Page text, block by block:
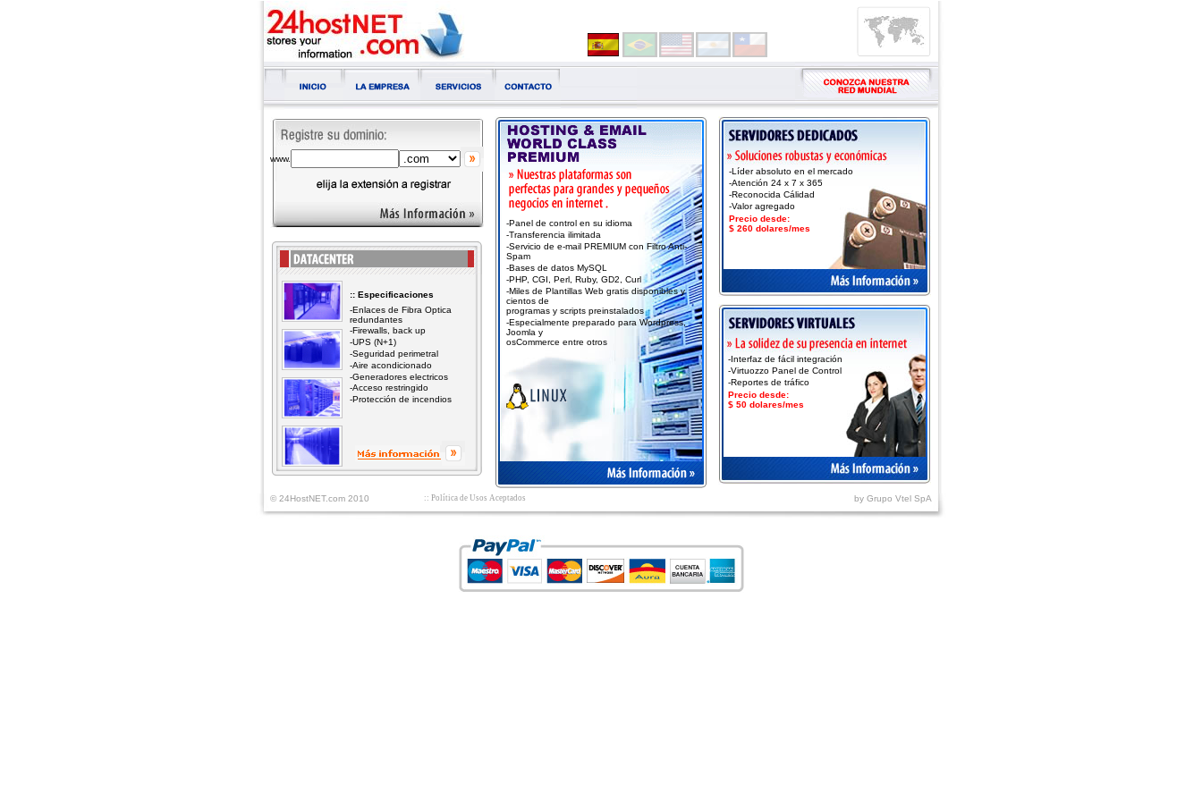
www.
:: Especificaciones
-Enlaces de Fibra Optica
redundantes
-Firewalls, back up
-UPS (N+1)
-Seguridad perimetral
-Aire acondicionado
-Generadores electricos
-Acceso restringido
-Protección de incendios
-Panel de control en su idioma
-Transferencia ilimitada
-Servicio de e-mail PREMIUM con Filtro Anti-
Spam
-Bases de datos MySQL
-PHP, CGI, Perl, Ruby, GD2, Curl
-Miles de Plantillas Web gratis disponibles y
cientos de
programas y scripts preinstalados
-Especialmente preparado para Wordpress,
Joomla y
osCommerce entre otros
-Líder absoluto en el mercado
-Atención 24 x 7 x 365
-Reconocida Cálidad
-Valor agregado
Precio desde:
$ 260 dolares/mes
-Interfaz de fácil integración
-Virtuozzo Panel de Control
-Reportes de tráfico
Precio desde:
$ 50 dolares/mes
© 24HostNET.com 2010 :: Política de Usos Aceptados by Grupo Vtel SpA